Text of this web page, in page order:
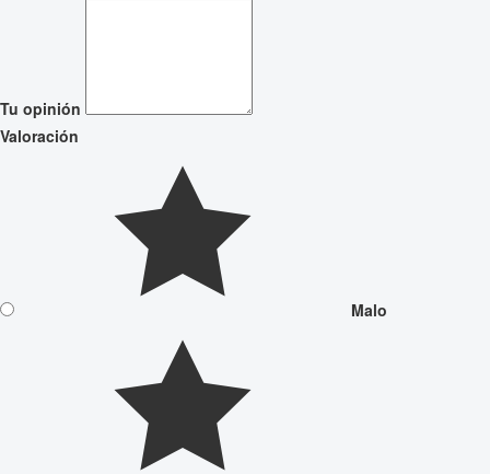
Tu opinión
Valoración
Malo